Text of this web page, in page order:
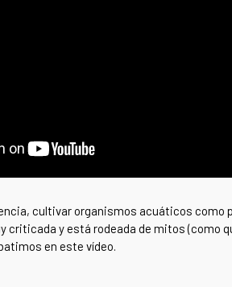
cultivar organismos acuáticos como
criticada y está rodeada de mitos (como
en este vídeo.